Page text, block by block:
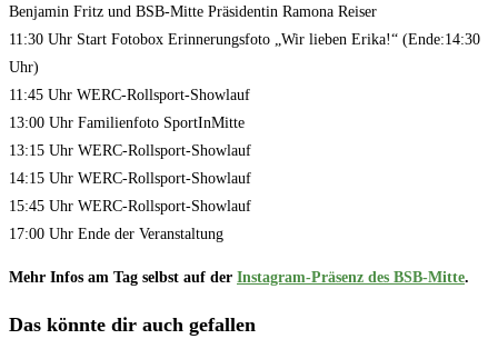
Benjamin Fritz und BSB-Mitte Präsidentin Ramona Reiser
11:30 Uhr Start Fotobox Erinnerungsfoto „Wir lieben Erika!“ (Ende:14:30
Uhr)
11:45 Uhr WERC-Rollsport-Showlauf
13:00 Uhr Familienfoto SportInMitte
13:15 Uhr WERC-Rollsport-Showlauf
14:15 Uhr WERC-Rollsport-Showlauf
15:45 Uhr WERC-Rollsport-Showlauf
17:00 Uhr Ende der Veranstaltung
Mehr Infos am Tag selbst auf der Instagram-Präsenz des BSB-Mitte.
Das könnte dir auch gefallen